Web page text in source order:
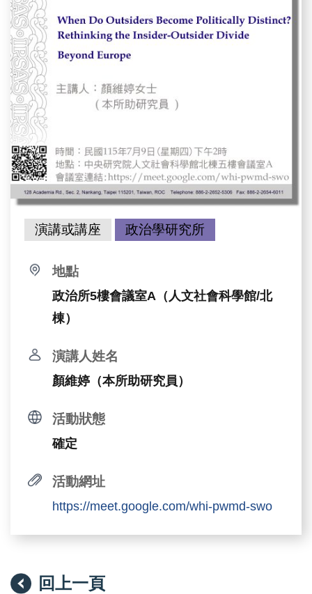
演講或講座 政治學研究所
地點
政治所5樓會議室A（人文社會科學館/北
棟）
演講人姓名
顏維婷（本所助研究員）
活動狀態
確定
活動網址
https://meet.google.com/whi-pwmd-swo
回上一頁